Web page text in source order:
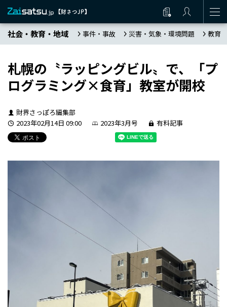
社会・教育・地域 事件・事故 災害・気象・環境問題 教育
札幌の〝ラッピングビル〟で、「プ
ログラミング×食育」教室が開校
財界さっぽろ編集部
2023年02月14日 09:00
2023年3月号 有料記事